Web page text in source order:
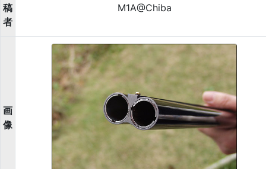
稿
者
M1A@Chiba
画
像